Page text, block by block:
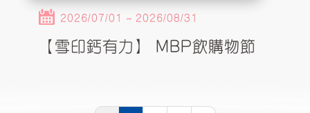
2026/07/01 ~ 2026/08/31
【雪印鈣有力】 MBP飲購物節